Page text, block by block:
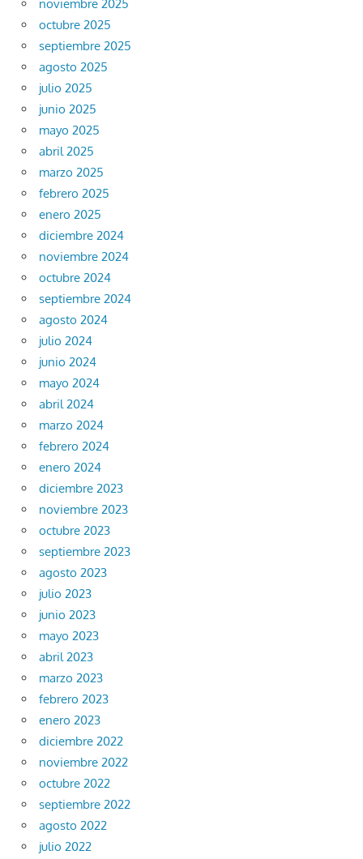
noviembre 2025
octubre 2025
septiembre 2025
agosto 2025
julio 2025
junio 2025
mayo 2025
abril 2025
marzo 2025
febrero 2025
enero 2025
diciembre 2024
noviembre 2024
octubre 2024
septiembre 2024
agosto 2024
julio 2024
junio 2024
mayo 2024
abril 2024
marzo 2024
febrero 2024
enero 2024
diciembre 2023
noviembre 2023
octubre 2023
septiembre 2023
agosto 2023
julio 2023
junio 2023
mayo 2023
abril 2023
marzo 2023
febrero 2023
enero 2023
diciembre 2022
noviembre 2022
octubre 2022
septiembre 2022
agosto 2022
julio 2022